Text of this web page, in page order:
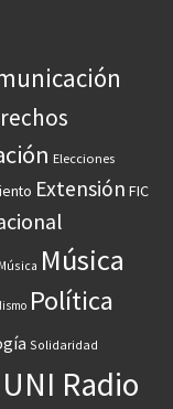
Elecciones
Extensión FIC
Música
Política
Solidaridad
UNI Radio